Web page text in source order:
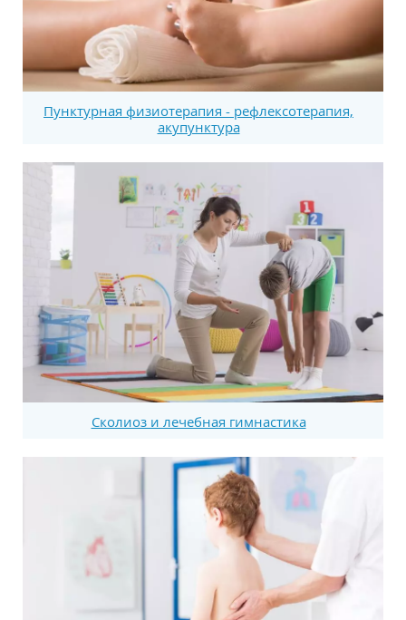
Пунктурная физиотерапия - рефлексотерапия,
акупунктура
Сколиоз и лечебная гимнастика